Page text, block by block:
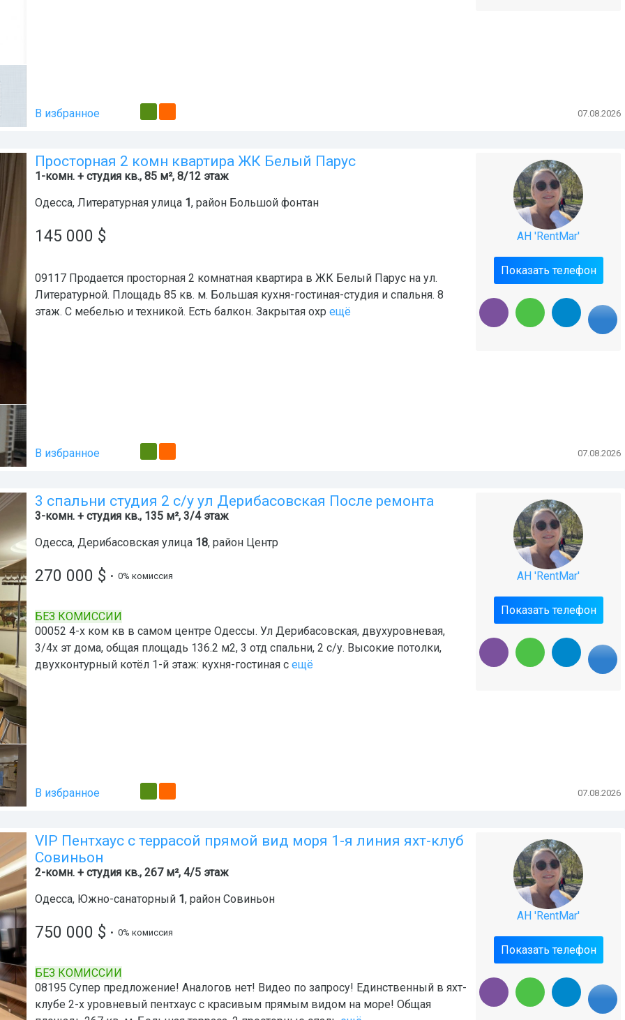
В избранное 07.08.2026
Просторная 2 комн квартира ЖК Белый Парус
1-комн. + студия кв., 85 м², 8/12 этаж
Одесса, Литературная улица 1, район Большой фонтан
145 000 $
09117 Продается просторная 2 комнатная квартира в ЖК Белый Парус на ул.
Литературной. Площадь 85 кв. м. Большая кухня-гостиная-студия и спальня. 8
этаж. С мебелью и техникой. Есть балкон. Закрытая охр ещё
АН 'RentMar'
Показать телефон
В избранное 07.08.2026
3 спальни студия 2 с/у ул Дерибасовская После ремонта
3-комн. + студия кв., 135 м², 3/4 этаж
Одесса, Дерибасовская улица 18, район Центр
270 000 $ • 0% комиссия
БЕЗ КОМИССИИ
00052 4-х ком кв в самом центре Одессы. Ул Дерибасовская, двухуровневая,
3/4х эт дома, общая площадь 136.2 м2, 3 отд спальни, 2 с/у. Высокие потолки,
двухконтурный котёл 1-й этаж: кухня-гостиная с ещё
АН 'RentMar'
Показать телефон
В избранное 07.08.2026
VIP Пентхаус с террасой прямой вид моря 1-я линия яхт-клуб
Совиньон
2-комн. + студия кв., 267 м², 4/5 этаж
Одесса, Южно-санаторный 1, район Совиньон
750 000 $ • 0% комиссия
БЕЗ КОМИССИИ
08195 Супер предложение! Аналогов нет! Видео по запросу! Единственный в яхт-
клубе 2-х уровневый пентхаус с красивым прямым видом на море! Общая
АН 'RentMar'
Показать телефон